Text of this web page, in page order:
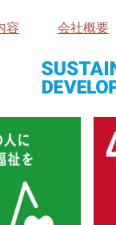
容 会社概要